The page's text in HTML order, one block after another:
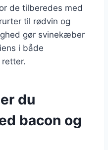
de tilberedes med
til rødvin og
gør svinekæber
i både
du
bacon og